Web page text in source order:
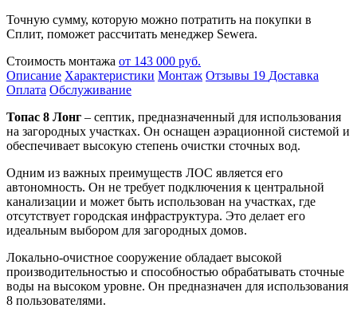
Точную сумму, которую можно потратить на покупки в
Сплит, поможет рассчитать менеджер Sewera.
Стоимость монтажа от 143 000 руб.
Описание Характеристики Монтаж Отзывы 19 Доставка
Оплата Обслуживание
Топас 8 Лонг – септик, предназначенный для использования
на загородных участках. Он оснащен аэрационной системой и
обеспечивает высокую степень очистки сточных вод.
Одним из важных преимуществ ЛОС является его
автономность. Он не требует подключения к центральной
канализации и может быть использован на участках, где
отсутствует городская инфраструктура. Это делает его
идеальным выбором для загородных домов.
Локально-очистное сооружение обладает высокой
производительностью и способностью обрабатывать сточные
воды на высоком уровне. Он предназначен для использования
8 пользователями.